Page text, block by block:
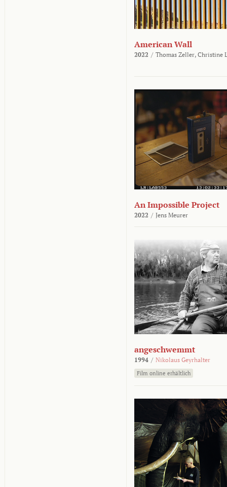
American Wall
2022 / Thomas Zeller, Christine
An Impossible Project
2022 / Jens Meurer
angeschwemmt
1994 / Nikolaus Geyrhalter
Film online erhältlich